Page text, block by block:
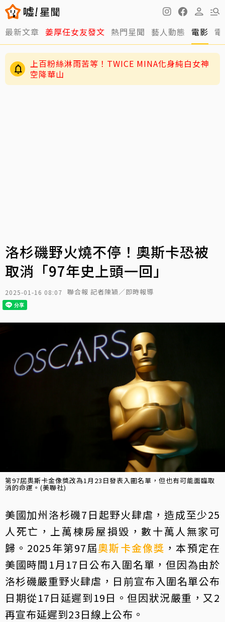
最新文章 姜厚任女友發文 熱門星聞 藝人動態 電影
上百粉絲淋雨苦等！TWICE MINA化身純白女神
空降華山
洛杉磯野火燒不停！奧斯卡恐被
取消「97年史上頭一回」
2025-01-16 08:07 聯合報 記者陳穎／即時報導
第97屆奧斯卡金像獎改為1月23日發表入圍名單，但也有可能面臨取
消的命運。(美聯社)
美國加州洛杉磯7日起野火肆虐，造成至少25
人死亡，上萬棟房屋損毀，數十萬人無家可
歸。2025年第97屆奧斯卡金像獎 ，本預定在
美國時間1月17日公布入圍名單，但因為由於
洛杉磯嚴重野火肆虐，日前宣布入圍名單公布
日期從17日延遲到19日。但因狀況嚴重，又2
再宣布延遲到23日線上公布。